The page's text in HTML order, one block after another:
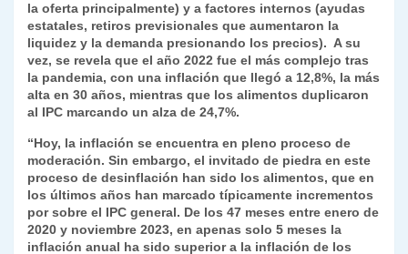
la oferta principalmente) y a factores internos (ayudas
estatales, retiros previsionales que aumentaron la
liquidez y la demanda presionando los precios). A su
vez, se revela que el año 2022 fue el más complejo tras
la pandemia, con una inflación que llegó a 12,8%, la más
alta en 30 años, mientras que los alimentos duplicaron
al IPC marcando un alza de 24,7%.
“Hoy, la inflación se encuentra en pleno proceso de
moderación. Sin embargo, el invitado de piedra en este
proceso de desinflación han sido los alimentos, que en
los últimos años han marcado típicamente incrementos
por sobre el IPC general. De los 47 meses entre enero de
2020 y noviembre 2023, en apenas solo 5 meses la
inflación anual ha sido superior a la inflación de los